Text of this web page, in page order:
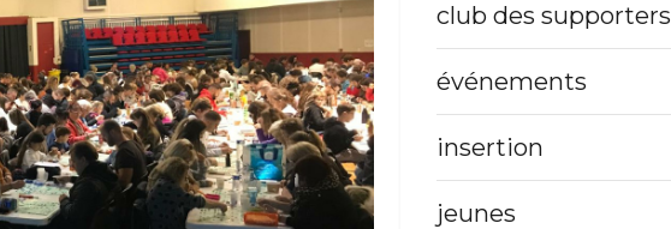
club des supporters
événements
insertion
jeunes